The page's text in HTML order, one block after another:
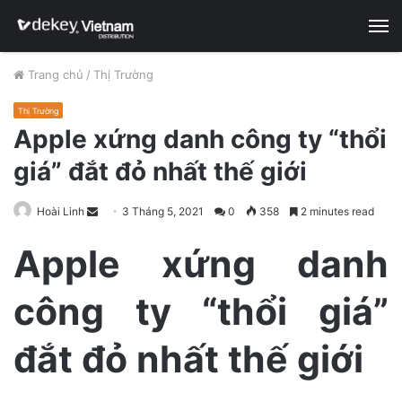
Trang chủ / Thị Trường
Thị Trường
Apple xứng danh công ty “thổi
giá” đắt đỏ nhất thế giới
Hoài Linh
d
m
3 Tháng 5, 2021 0 358 2 minutes read
Apple xứng danh
công ty “thổi giá”
đắt đỏ nhất thế giới